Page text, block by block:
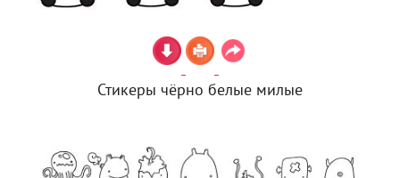
Стикеры чёрно белые милые